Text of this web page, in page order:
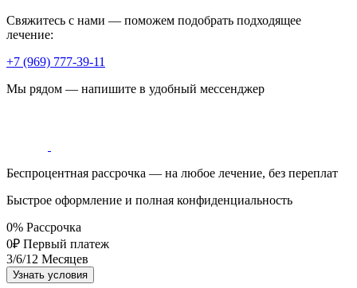
Свяжитесь с нами — поможем подобрать подходящее
лечение:
+7 (969) 777-39-11
Мы рядом — напишите в удобный мессенджер
Беспроцентная рассрочка — на любое лечение, без переплат
Быстрое оформление и полная конфиденциальность
0% Рассрочка
0₽ Первый платеж
3/6/12 Месяцев
Узнать условия